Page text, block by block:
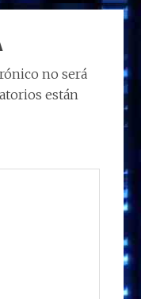
g
m
p
ti
r
no será
están